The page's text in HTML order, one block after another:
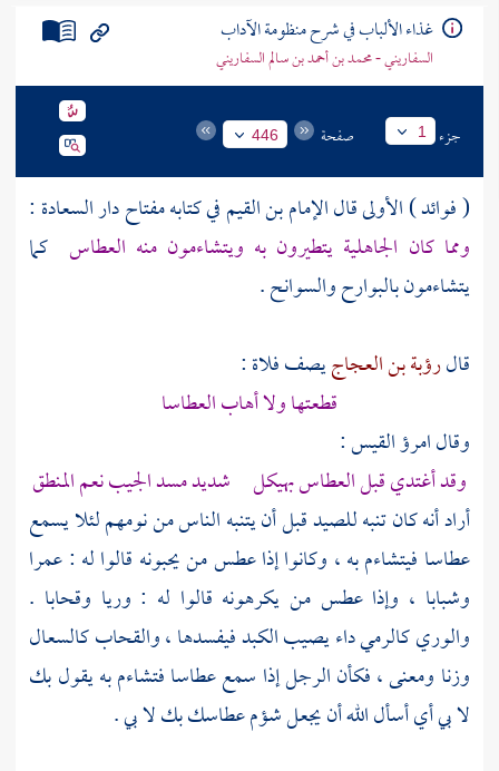
غذاء الألباب في شرح منظومة الآداب
السفاريني - محمد بن أحمد بن سالم السفاريني
جزء 1 صفحة 446
( فوائد ) الأولى قالالإمام بن القيمفي كتابه مفتاح دار السعادة :
ومما كان الجاهلية يتطيرون به ويتشاءمون منه العطاس كما
يتشاءمون بالبوارح والسوانح .
قالرؤبة بن العجاجيصف فلاة :
قطعتها ولا أهاب العطاسا
وقالامرؤ القيس:
وقد أغتدي قبل العطاس بهيكل شديد مسد الجيب نعم المنطق
أراد أنه كان تنبه للصيد قبل أن يتنبه الناس من نومهم لئلا يسمع
عطاسا فيتشاءم به ، وكانوا إذا عطس من يحبونه قالوا له : عمرا
وشبابا ، وإذا عطس من يكرهونه قالوا له : وريا وقحابا .
والوري كالرمي داء يصيب الكبد فيفسدها ، والقحاب كالسعال
وزنا ومعنى ، فكأن الرجل إذا سمع عطاسا فتشاءم به يقول بك
لا بي أي أسأل الله أن يجعل شؤم عطاسك بك لا بي .